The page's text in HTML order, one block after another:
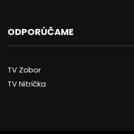
ODPORÚČAME
TV Zobor
TV Nitrička